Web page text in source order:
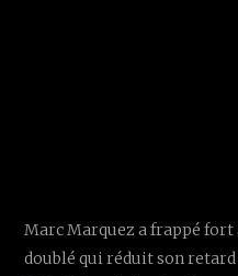
Marc Marquez a frappé fort
doublé qui réduit son